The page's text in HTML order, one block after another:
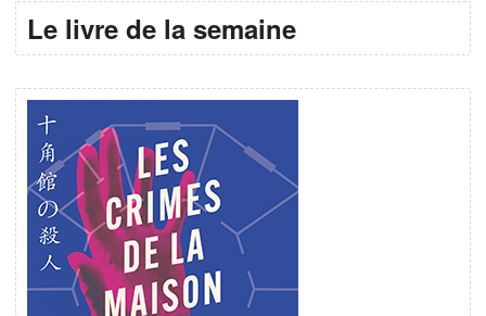
Le livre de la semaine